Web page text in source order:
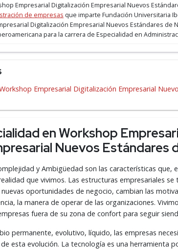
Empresarial Digitalización Empresarial Nuevos
de empresas que imparte Fundación Universitaria
Digitalización Empresarial Nuevos Estándares de
para la carrera de Especialidad en
Empresarial Digitalización Empresarial
en Workshop
Nuevos Estándares
y Ambigüedad son las características que,
que vivimos. Las estructuras empresariales se
oportunidades de negocio, cambian las
la manera de operar de las organizaciones.
fuera de su zona de confort para seguir
permanente, evolutivo, líquido, las empresas
esta evolución. La tecnología es una herramienta